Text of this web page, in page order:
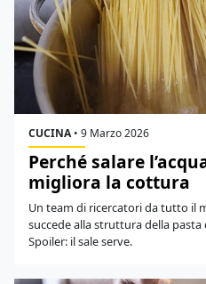
CUCINA• 9 Marzo 2026
Perché salare
migliora la cottura
Un team di ricercatori da tutto il
succede alla struttura della pasta
Spoiler: il sale serve.